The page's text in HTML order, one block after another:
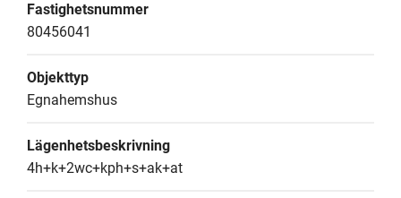
Fastighetsnummer
80456041
Objekttyp
Egnahemshus
Lägenhetsbeskrivning
4h+k+2wc+kph+s+ak+at